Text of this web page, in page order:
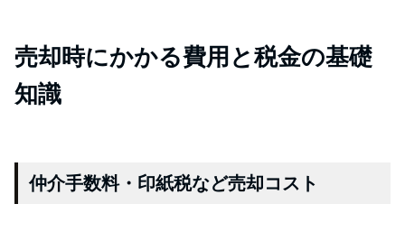
売却時にかかる費用と税金の基礎
知識
仲介手数料・印紙税など売却コスト